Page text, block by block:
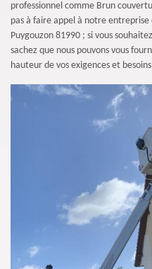
professionnel comme Brun
pas à faire appel à notre
Puygouzon 81990 ; si vous
sachez que nous pouvons vous
hauteur de vos exigences et